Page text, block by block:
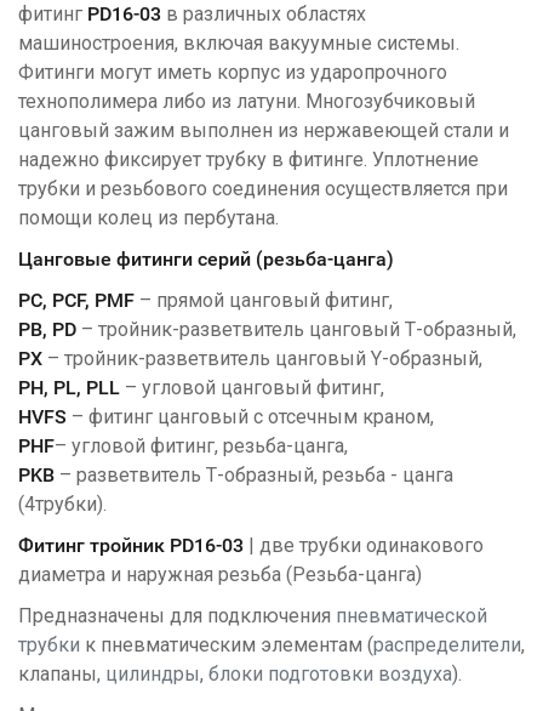
фитинг РD16-03 в различных областях
машиностроения, включая вакуумные системы.
Фитинги могут иметь корпус из ударопрочного
технополимера либо из латуни. Многозубчиковый
цанговый зажим выполнен из нержавеющей стали и
надежно фиксирует трубку в фитинге. Уплотнение
трубки и резьбового соединения осуществляется при
помощи колец из пербутана.
Цанговые фитинги серий (резьба-цанга)
PC, PCF, PMF – прямой цанговый фитинг,
PB, PD – тройник-разветвитель цанговый Т-образный,
PX – тройник-разветвитель цанговый Y-образный,
PH, PL, PLL – угловой цанговый фитинг,
HVFS – фитинг цанговый с отсечным краном,
PHF– угловой фитинг, резьба-цанга,
PKB – разветвитель Т-образный, резьба - цанга
(4трубки).
Фитинг тройник PD16-03 | две трубки одинакового
диаметра и наружная резьба (Резьба-цанга)
Предназначены для подключения пневматической
трубки к пневматическим элементам (распределители,
клапаны, цилиндры, блоки подготовки воздуха).